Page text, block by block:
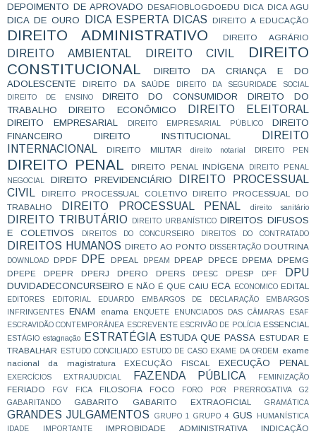
DEPOIMENTO DE APROVADO DESAFIOBLOGDOEDU DICA DICA AGU
DICA DE OURO DICA ESPERTA DICAS DIREITO A EDUCAÇÃO
DIREITO ADMINISTRATIVO DIREITO AGRÁRIO
DIREITO AMBIENTAL DIREITO CIVIL
DIREITO
CONSTITUCIONAL
DIREITO DA CRIANÇA E DO
ADOLESCENTE
DIREITO DA SAÚDE
DIREITO DA SEGURIDADE SOCIAL
DIREITO DE ENSINO
DIREITO DO CONSUMIDOR
DIREITO DO
TRABALHO
DIREITO ECONÔMICO DIREITO ELEITORAL
DIREITO EMPRESARIAL DIREITO EMPRESARIAL PÚBLICO
DIREITO
FINANCEIRO
DIREITO INSTITUCIONAL
DIREITO
INTERNACIONAL
DIREITO MILITAR direito notarial DIREITO PEN
DIREITO PENAL DIREITO PENAL INDÍGENA
DIREITO PENAL
NEGOCIAL
DIREITO PREVIDENCIÁRIO
DIREITO PROCESSUAL
CIVIL
DIREITO PROCESSUAL COLETIVO
DIREITO PROCESSUAL DO
TRABALHO
DIREITO PROCESSUAL PENAL direito sanitário
DIREITO TRIBUTÁRIO DIREITO URBANÍSTICO DIREITOS DIFUSOS
E COLETIVOS
DIREITOS DO CONCURSEIRO DIREITOS DO CONTRATADO
DIREITOS HUMANOS DIRETO AO PONTO DISSERTAÇÃO DOUTRINA
DOWNLOAD DPDF DPE DPEAL DPEAM DPEAP DPECE DPEMA DPEMG
DPEPE
DPEPR DPERJ DPERO DPERS DPESC DPESP DPF DPU
DUVIDADECONCURSEIRO E NÃO É QUE CAIU ECA ECONOMICO EDITAL
EDITORES EDITORIAL EDUARDO EMBARGOS DE DECLARAÇÃO
EMBARGOS
INFRINGENTES
ENAM enama ENQUETE ENUNCIADOS DAS CÂMARAS
ESAF
ESCRAVIDÃO CONTEMPORÂNEA ESCREVENTE ESCRIVÃO DE POLÍCIA ESSENCIAL
ESTÁGIO estagnação ESTRATÉGIA ESTUDA QUE PASSA ESTUDAR E
TRABALHAR
ESTUDO CONCILIADO ESTUDO DE CASO EXAME DA ORDEM
exame
nacional da magistratura
EXECUÇÃO FISCAL EXECUÇÃO PENAL
EXERCÍCIOS EXTRAJUDICIAL FAZENDA PÚBLICA FEMINIZAÇÃO
FERIADO FGV FICA FILOSOFIA FOCO FORO POR PRERROGATIVA
G2
GABARITANDO
GABARITO GABARITO EXTRAOFICIAL GRAMÁTICA
GRANDES JULGAMENTOS GRUPO 1 GRUPO 4 GUS
HUMANÍSTICA
IDADE
IMPORTANTE IMPROBIDADE ADMINISTRATIVA
INDICAÇÃO